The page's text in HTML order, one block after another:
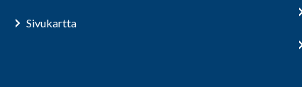
Sivukartta